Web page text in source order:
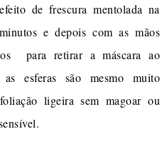
de frescura mentolada na
e depois com as mãos
para retirar a máscara ao
esferas são mesmo muito
ligeira sem magoar ou